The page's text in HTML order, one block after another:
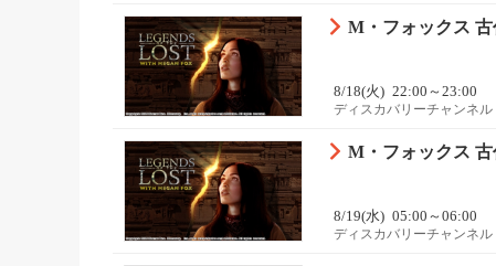
M・フォックス
8/18(火) 22:00～23:00
ディスカバリーチャンネル
M・フォックス
8/19(水) 05:00～06:00
ディスカバリーチャンネル